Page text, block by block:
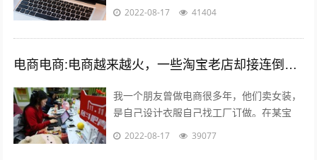
台，分销嘛，自然需要更多的店主，所以，
多...
2022-08-17 41404
电商电商:电商越来越火，一些淘宝老店却接连倒闭，现在开网店到底有多难赚钱？
我一个朋友曾做电商很多年，他们卖女装，
是自己设计衣服自己找工厂订做。在某宝
上，有一年的双十一，他们的营业额流水快
2022-08-17 39077